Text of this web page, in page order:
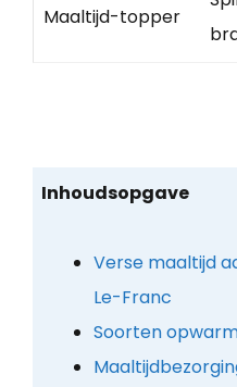
Maaltijd-topper
Inhoudsopgave
Verse maaltijd
Le-Franc
Soorten